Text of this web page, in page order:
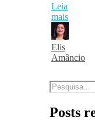
Leia
mais
Elis
Amâncio
Posts